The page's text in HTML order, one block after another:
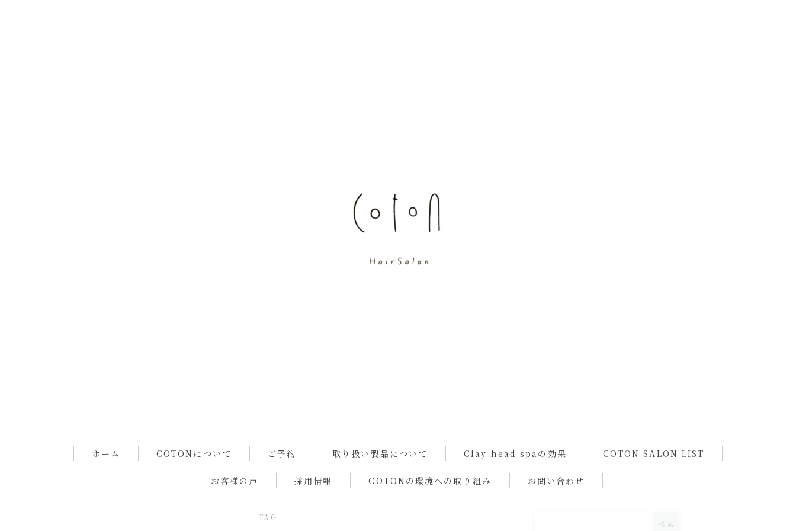
ホーム COTONについて ご予約 取り扱い製品について Clay head spaの効果 COTON SALON LIST
お客様の声 採用情報 COTONの環境への取り組み お問い合わせ
TAG
検索